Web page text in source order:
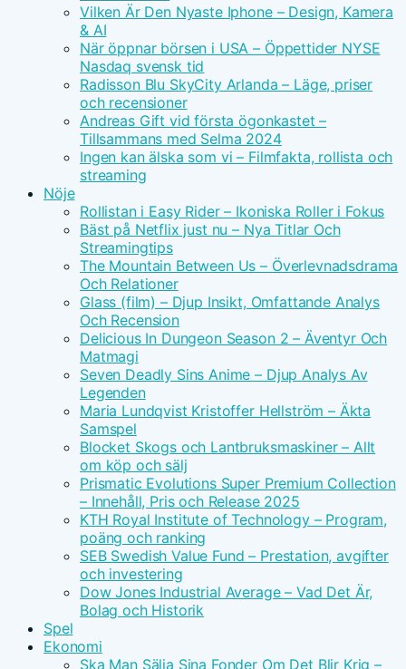
Vilken Är Den Nyaste Iphone – Design, Kamera
& AI
När öppnar börsen i USA – Öppettider NYSE
Nasdaq svensk tid
Radisson Blu SkyCity Arlanda – Läge, priser
och recensioner
Andreas Gift vid första ögonkastet –
Tillsammans med Selma 2024
Ingen kan älska som vi – Filmfakta, rollista och
streaming
Nöje
Rollistan i Easy Rider – Ikoniska Roller i Fokus
Bäst på Netflix just nu – Nya Titlar Och
Streamingtips
The Mountain Between Us – Överlevnadsdrama
Och Relationer
Glass (film) – Djup Insikt, Omfattande Analys
Och Recension
Delicious In Dungeon Season 2 – Äventyr Och
Matmagi
Seven Deadly Sins Anime – Djup Analys Av
Legenden
Maria Lundqvist Kristoffer Hellström – Äkta
Samspel
Blocket Skogs och Lantbruksmaskiner – Allt
om köp och sälj
Prismatic Evolutions Super Premium Collection
– Innehåll, Pris och Release 2025
KTH Royal Institute of Technology – Program,
poäng och ranking
SEB Swedish Value Fund – Prestation, avgifter
och investering
Dow Jones Industrial Average – Vad Det Är,
Bolag och Historik
Spel
Ekonomi
Ska Man Sälja Sina Fonder Om Det Blir Krig –